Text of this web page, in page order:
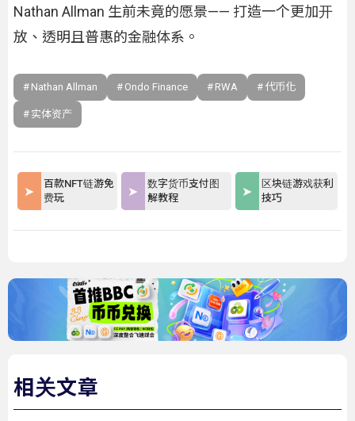
Nathan Allman 生前未竟的愿景—— 打造一个更加开
放、透明且普惠的金融体系。
Nathan Allman Ondo Finance RWA 代币化
实体资产
百款NFT链游免
费玩
数字货币支付图
解教程
区块链游戏获利
技巧
相关文章